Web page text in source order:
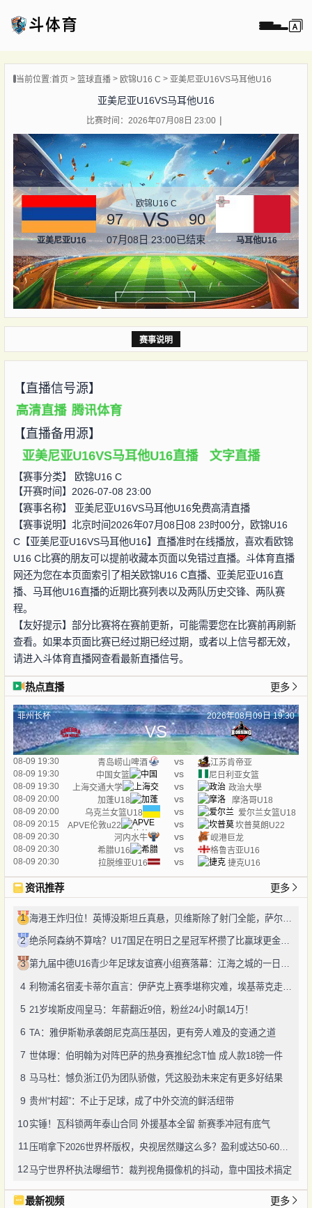
播
像
闻
当前位置:首页 篮球直播 欧锦U16 C 亚美尼亚U16VS马耳他U16
亚美尼亚U16VS马耳他U16
比赛时间：2026年07月08日 23:00
亚美尼亚U16
欧锦U16 C
97 VS 90
07月08日 23:00已结束 马耳他U16
赛事说明
【直播信号源】
高清直播 腾讯体育
【直播备用源】
亚美尼亚U16VS马耳他U16直播 文字直播
【赛事分类】
欧锦U16 C
【开赛时间】2026-07-08 23:00
【赛事名称】 亚美尼亚U16VS马耳他U16免费高清直播
【赛事说明】北京时间2026年07月08日08 23时00分，欧锦U16
C【亚美尼亚U16VS马耳他U16】直播准时在线播放，喜欢看欧锦
U16 C比赛的朋友可以提前收藏本页面以免错过直播。斗体育直播
网还为您在本页面索引了相关欧锦U16 C直播、亚美尼亚U16直
播、马耳他U16直播的近期比赛列表以及两队历史交锋、两队赛
程。
【友好提示】部分比赛将在赛前更新，可能需要您在比赛前再刷新
查看。如果本页面比赛已经过期已经过期，或者以上信号都无效，
请进入斗体育直播网查看最新直播信号。
热点直播 更多
菲州长杯 2026年08月09日 19:30
VS
08-09 19:30 青岛崂山啤酒 vs
江苏肯帝亚
08-09 19:30
中国女篮 vs
尼日利亚女篮
08-09 19:30
上海交通大学 vs
政治大學
08-09 20:00
加蓬U18 vs
摩洛哥U18
08-09 20:00
乌克兰女篮U18 vs
爱尔兰女篮U18
08-09 20:15
APVE伦敦u22 vs
坎普莫朗U22
08-09 20:30
河内水牛 vs
岘港巨龙
08-09 20:30
希腊U16 vs
格鲁吉亚U16
08-09 20:30
拉脱维亚U16 vs 捷克U16
资讯推荐 更多
1 海港王炸归位！英博没斯坦丘真悬，贝维斯除了射门全能，萨尔瓦多太对味
2 绝杀阿森纳不算啥？U17国足在明日之星冠军杯攒了比赢球更金的成长
3 第九届中德U16青少年足球友谊赛小组赛落幕：江海之城的一日绿茵鏖战
4 利物浦名宿麦卡蒂尔直言：伊萨克上赛季堪称灾难，埃基蒂克走红挫伤其自尊
5 21岁埃斯皮闯皇马：年薪翻近9倍，粉丝24小时飙14万！
6 TA：雅伊斯勒承袭朗尼克高压基因，更有旁人难及的变通之道
7 世体曝：伯明翰为对阵巴萨的热身赛推纪念T恤 成人款18镑一件
8 马马杜：憾负浙江仍为团队骄傲，凭这股劲未来定有更多好结果
9 贵州“村超”：不止于足球，成了中外交流的鲜活纽带
10实锤！瓦科锁两年泰山合同 外援基本全留 新赛季冲冠有底气
11 压哨拿下2026世界杯版权，央视居然赚这么多？盈利或达50-60亿！
12马宁世界杯执法曝细节：裁判视角摄像机的抖动，靠中国技术搞定
最新视频 更多